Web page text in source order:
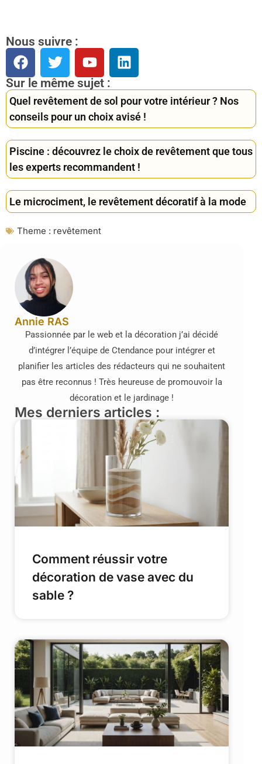
Nous suivre :
Sur le même sujet :
Quel revêtement de sol pour votre intérieur ? Nos
conseils pour un choix avisé !
Piscine : découvrez le choix de revêtement que tous
les experts recommandent !
Le microciment, le revêtement décoratif à la mode
Theme : revêtement
Annie RAS
Passionnée par le web et la décoration j’ai décidé
d’intégrer l’équipe de Ctendance pour intégrer et
planifier les articles des rédacteurs qui ne souhaitent
pas être reconnus ! Très heureuse de promouvoir la
décoration et le jardinage !
Mes derniers articles :
Comment réussir votre
décoration de vase avec du
sable ?